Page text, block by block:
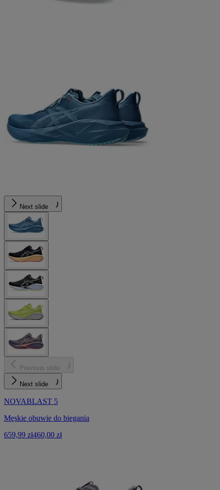
Next slide
Previous slide
Next slide
NOVABLAST 5
Męskie obuwie do biegania
659,99 zł460,00 zł